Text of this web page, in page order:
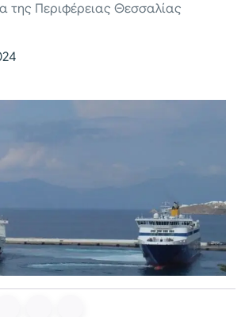
της Περιφέρειας Θεσσαλίας